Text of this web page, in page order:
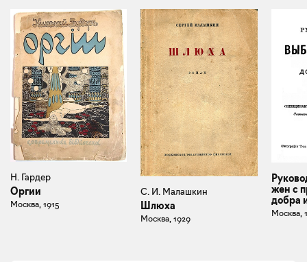
Н. Гардер
Оргии
Москва, 1915
С. И. Малашкин
Шлюха
Москва, 1929
жен с
добра
Москва,